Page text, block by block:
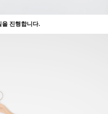
을 진행합니다.